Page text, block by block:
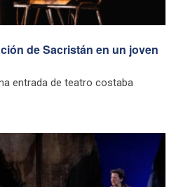
de Sacristán en un joven
entrada de teatro costaba